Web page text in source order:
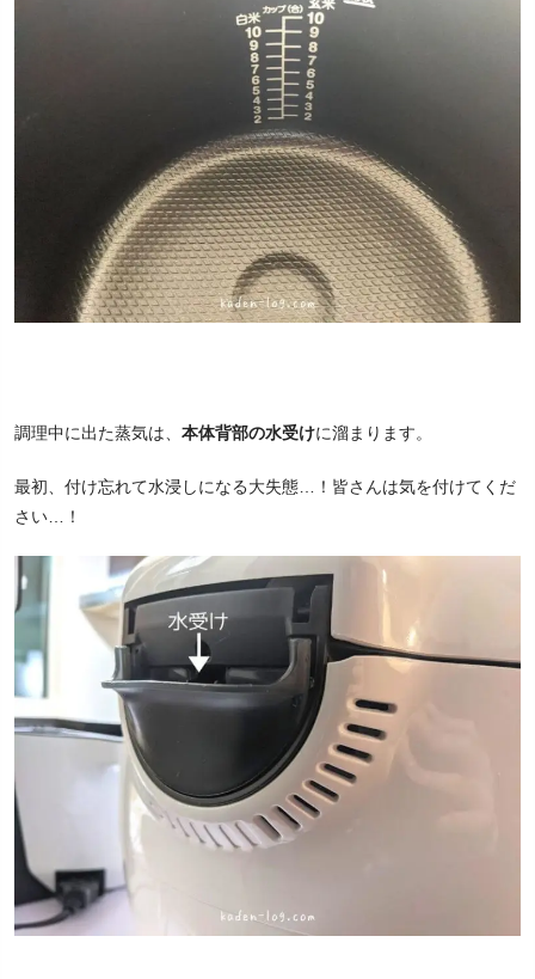
調理中に出た蒸気は、 本体背部の水受けに溜まります。
最初、付け忘れて水浸しになる大失態…！皆さんは気を付けてくだ
さい…！